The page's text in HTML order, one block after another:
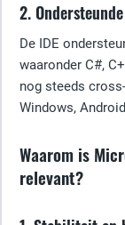
2.
De IDE
waaronder C#,
nog steeds
Windows,
Waarom is
relevant?